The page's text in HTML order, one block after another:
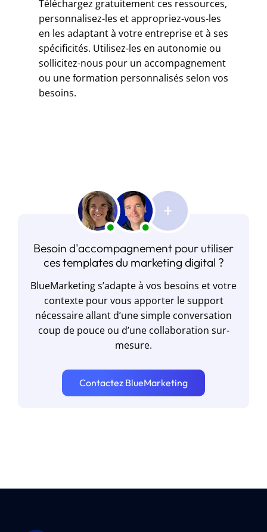
Téléchargez gratuitement ces ressources,
personnalisez-les et appropriez-vous-les
en les adaptant à votre entreprise et à ses
spécificités. Utilisez-les en autonomie ou
sollicitez-nous pour un accompagnement
ou une formation personnalisés selon vos
besoins.
Besoin d'accompagnement pour utiliser
ces templates du marketing digital ?
BlueMarketing s’adapte à vos besoins et votre
contexte pour vous apporter le support
nécessaire allant d’une simple conversation
coup de pouce ou d’une collaboration sur-
mesure.
Contactez BlueMarketing